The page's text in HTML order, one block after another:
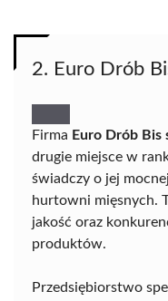
2. Euro Drób
Firma Euro Drób Bis
drugie miejsce w
świadczy o jej
hurtowni mięsnych.
jakość oraz
produktów.
Przedsiębiorstwo